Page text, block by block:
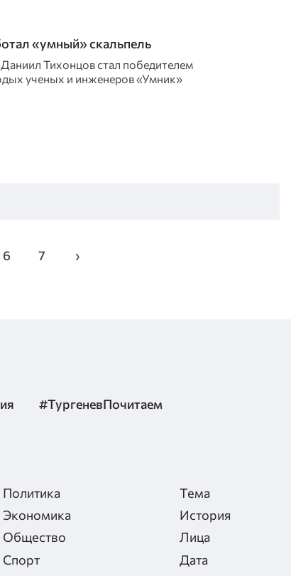
«умный» скальпель
Тихонцов стал победителем
ученых и инженеров «Умник»
6 7 ›
#ТургеневПочитаем
Политика
Экономика
Общество
Спорт
Тема
История
Лица
Дата